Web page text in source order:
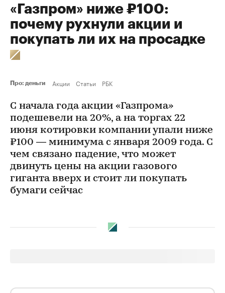
«Газпром» ниже ₽100:
почему рухнули акции и
покупать ли их на просадке
Про: деньги Акции Статьи РБК
С начала года акции «Газпрома»
подешевели на 20%, а на торгах 22
июня котировки компании упали ниже
₽100 — минимума с января 2009 года. С
чем связано падение, что может
двинуть цены на акции газового
гиганта вверх и стоит ли покупать
бумаги сейчас